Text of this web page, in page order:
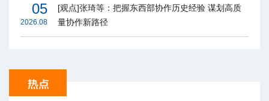
05
2026.08
[观点]张琦等：把握东西部协作历史经验 谋划高质
量协作新路径